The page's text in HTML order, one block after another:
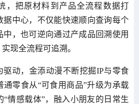
，把原材料到产品全流程数据打
据中心，不仅能快速顺向查询每个
中，也可逆向通过产成品回溯使用
现全流程可追溯。
驱动，金添动漫不断挖掘IP与零食
通零食从“可食用商品”升级为承载
情感载体”，融入小朋友的日常生